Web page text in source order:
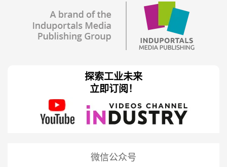
探索工业未来
立即订阅！
微信公众号